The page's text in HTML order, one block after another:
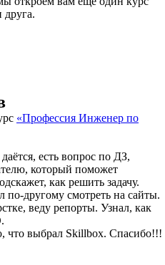
«Профессия Инженер по
есть вопрос по ДЗ,
который поможет
как решить задачу.
по-другому смотреть на сайты.
веду репорты. Узнал, как
что выбрал Skillbox. Спасибо!!!